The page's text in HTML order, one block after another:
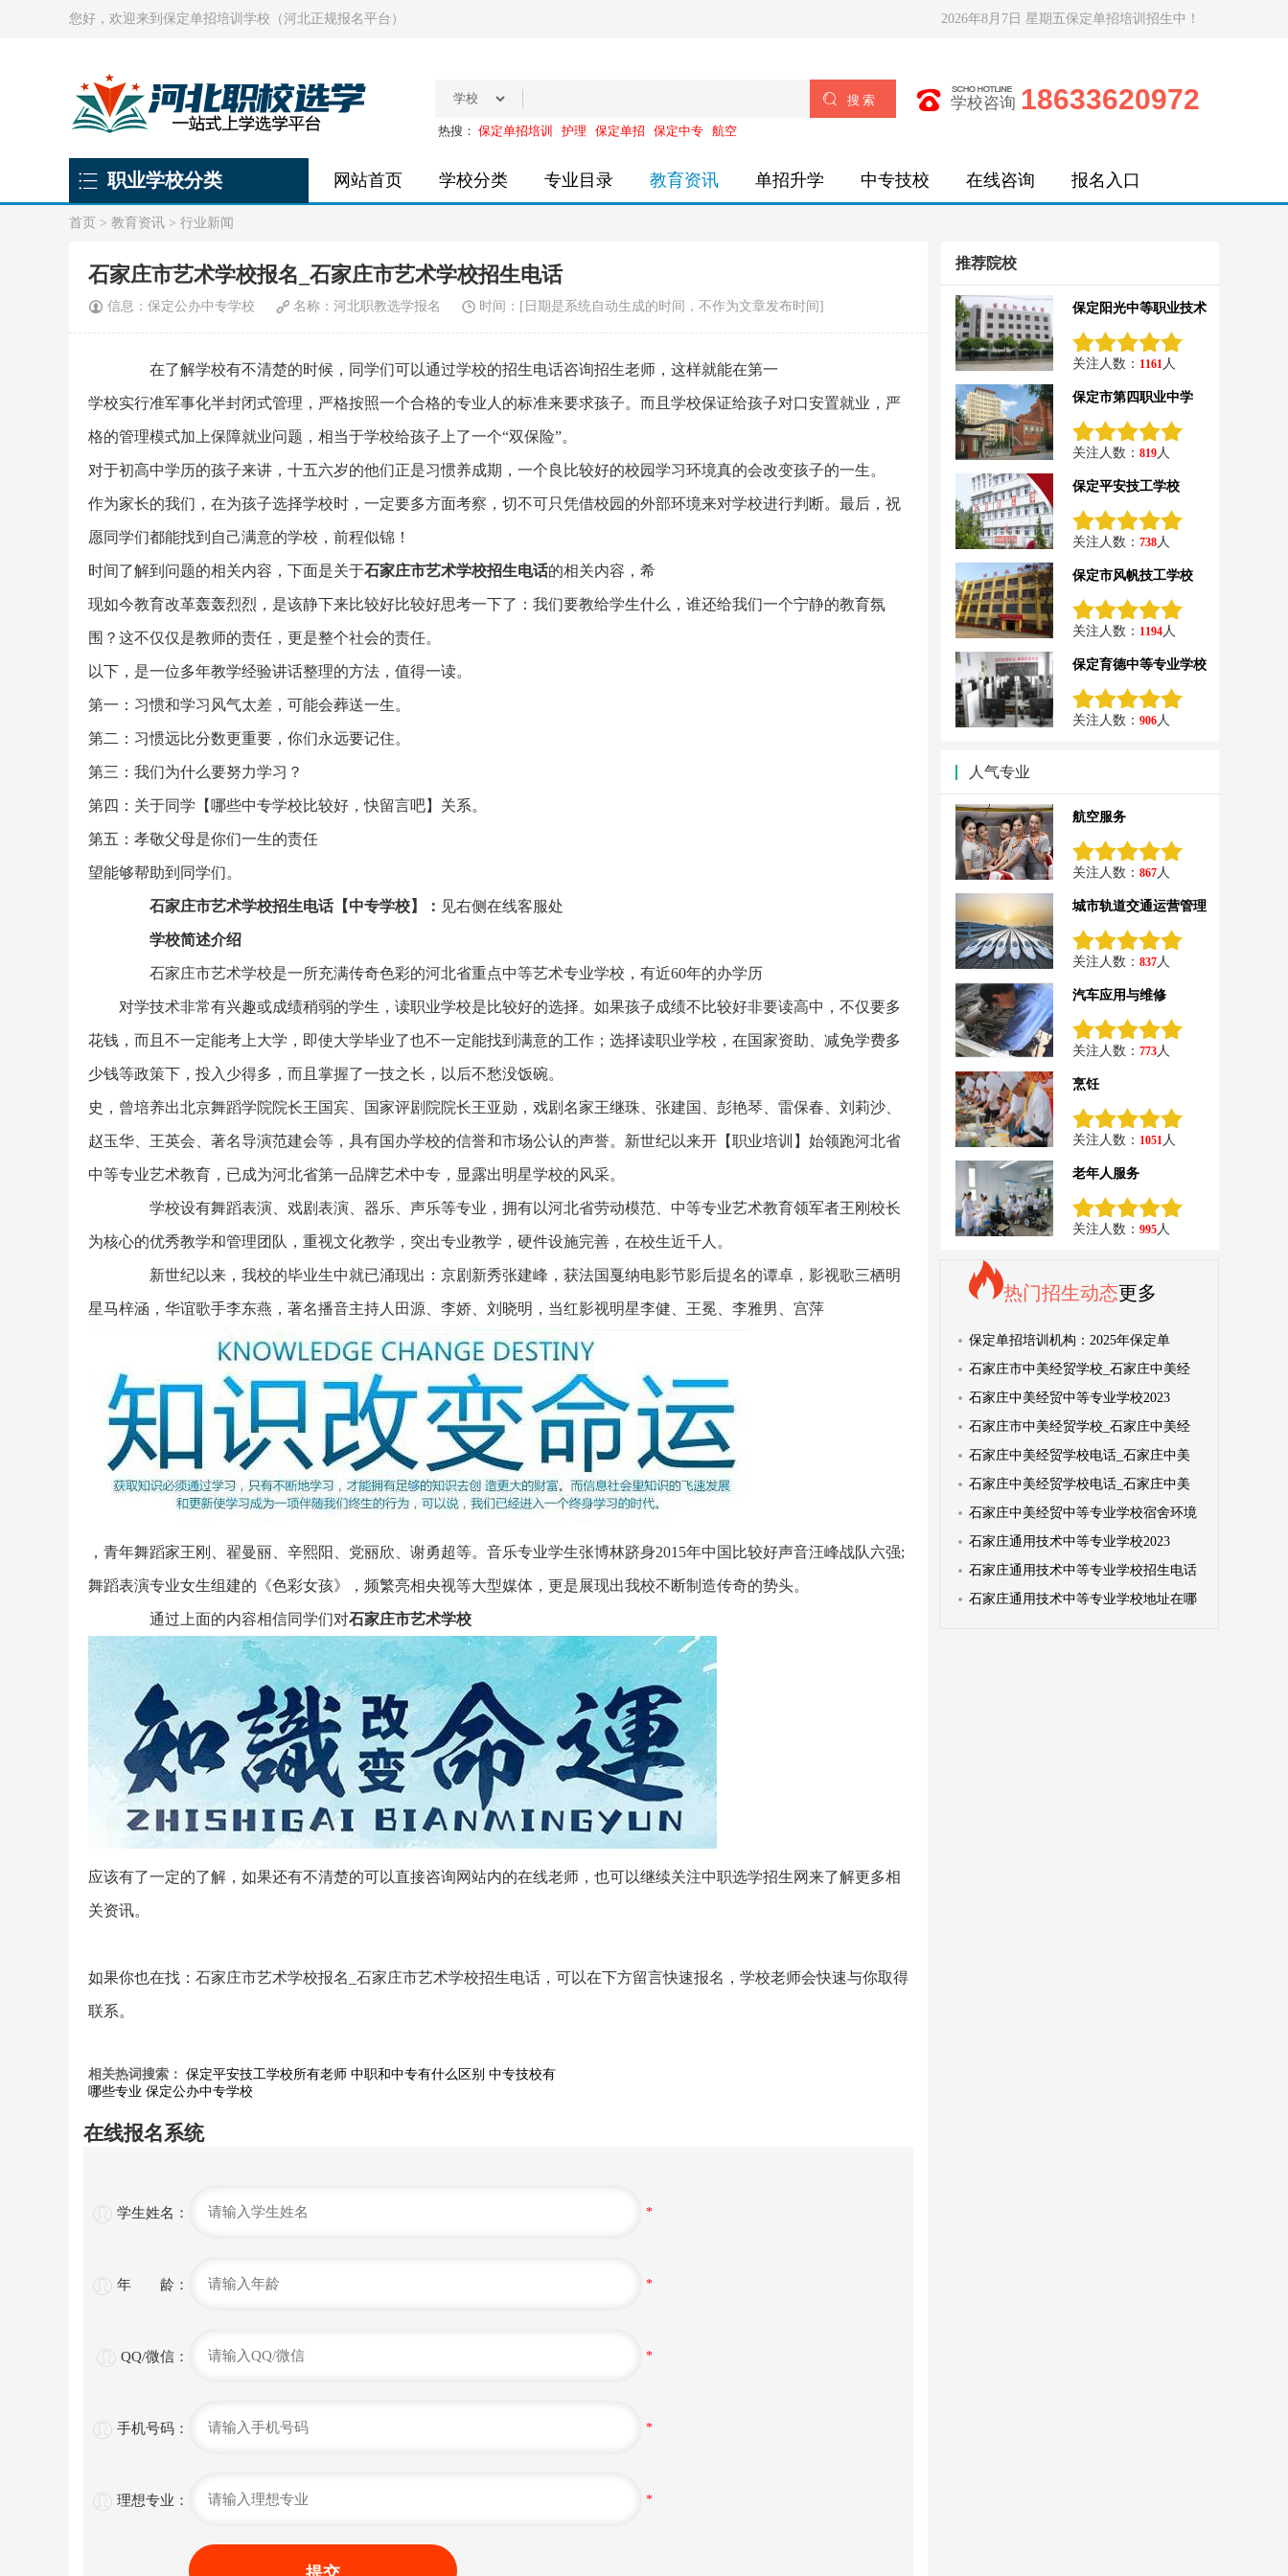
您好，欢迎来到保定单招培训学校（河北正规报名平台） 2026年8月7日 星期五保定单招培训招生中！

热搜： 保定单招培训 护理 保定单招 保定中专 航空
学校咨询 18633620972
职业学校分类 网站首页 学校分类 专业目录 教育资讯 单招升学 中专技校 在线咨询 报名入口
首页 > 教育资讯 > 行业新闻
石家庄市艺术学校报名_石家庄市艺术学校招生电话
信息：保定公办中专学校 名称：河北职教选学报名 时间： [日期是系统自动生成的时间，不作为文章发布时间]
在了解学校有不清楚的时候，同学们可以通过学校的招生电话咨询招生老师，这样就能在第一
学校实行准军事化半封闭式管理，严格按照一个合格的专业人的标准来要求孩子。而且学校保证给孩子对口安置就业，严
格的管理模式加上保障就业问题，相当于学校给孩子上了一个“双保险”。
对于初高中学历的孩子来讲，十五六岁的他们正是习惯养成期，一个良比较好的校园学习环境真的会改变孩子的一生。
作为家长的我们，在为孩子选择学校时，一定要多方面考察，切不可只凭借校园的外部环境来对学校进行判断。最后，祝
愿同学们都能找到自己满意的学校，前程似锦！
时间了解到问题的相关内容，下面是关于石家庄市艺术学校招生电话的相关内容，希
现如今教育改革轰轰烈烈，是该静下来比较好比较好思考一下了：我们要教给学生什么，谁还给我们一个宁静的教育氛
围？这不仅仅是教师的责任，更是整个社会的责任。
以下，是一位多年教学经验讲话整理的方法，值得一读。
第一：习惯和学习风气太差，可能会葬送一生。
第二：习惯远比分数更重要，你们永远要记住。
第三：我们为什么要努力学习？
第四：关于同学【哪些中专学校比较好，快留言吧】关系。
第五：孝敬父母是你们一生的责任
望能够帮助到同学们。
石家庄市艺术学校招生电话【中专学校】： 见右侧在线客服处
学校简述介绍
石家庄市艺术学校是一所充满传奇色彩的河北省重点中等艺术专业学校，有近60年的办学历
对学技术非常有兴趣或成绩稍弱的学生，读职业学校是比较好的选择。如果孩子成绩不比较好非要读高中，不仅要多
花钱，而且不一定能考上大学，即使大学毕业了也不一定能找到满意的工作；选择读职业学校，在国家资助、减免学费多
少钱等政策下，投入少得多，而且掌握了一技之长，以后不愁没饭碗。
史，曾培养出北京舞蹈学院院长王国宾、国家评剧院院长王亚勋，戏剧名家王继珠、张建国、彭艳琴、雷保春、刘莉沙、
赵玉华、王英会、著名导演范建会等，具有国办学校的信誉和市场公认的声誉。新世纪以来开【职业培训】始领跑河北省
中等专业艺术教育，已成为河北省第一品牌艺术中专，显露出明星学校的风采。
学校设有舞蹈表演、戏剧表演、器乐、声乐等专业，拥有以河北省劳动模范、中等专业艺术教育领军者王刚校长
为核心的优秀教学和管理团队，重视文化教学，突出专业教学，硬件设施完善，在校生近千人。
新世纪以来，我校的毕业生中就已涌现出：京剧新秀张建峰，获法国戛纳电影节影后提名的谭卓，影视歌三栖明
星马梓涵，华谊歌手李东燕，著名播音主持人田源、李娇、刘晓明，当红影视明星李健、王冕、李雅男、宫萍
，青年舞蹈家王刚、翟曼丽、辛熙阳、党丽欣、谢勇超等。音乐专业学生张博林跻身2015年中国比较好声音汪峰战队六强;
舞蹈表演专业女生组建的《色彩女孩》，频繁亮相央视等大型媒体，更是展现出我校不断制造传奇的势头。
通过上面的内容相信同学们对石家庄市艺术学校
应该有了一定的了解，如果还有不清楚的可以直接咨询网站内的在线老师，也可以继续关注中职选学招生网来了解更多相
关资讯。
如果你也在找：石家庄市艺术学校报名_石家庄市艺术学校招生电话，可以在下方留言快速报名，学校老师会快速与你取得
联系。
相关热词搜索： 保定平安技工学校所有老师 中职和中专有什么区别 中专技校有
哪些专业 保定公办中专学校
在线报名系统
学生姓名： *
年 龄： *
QQ/微信： *
手机号码： *
理想专业： *
推荐院校
保定阳光中等职业技术
关注人数： 1161人
保定市第四职业中学
关注人数： 819人
保定平安技工学校
关注人数： 738人
保定市风帆技工学校
关注人数： 1194人
保定育德中等专业学校
关注人数： 906人
人气专业
航空服务
关注人数： 867人
城市轨道交通运营管理
关注人数： 837人
汽车应用与维修
关注人数： 773人
烹饪
关注人数： 1051人
老年人服务
关注人数： 995人
热门招生动态更多
保定单招培训机构：2025年保定单
石家庄市中美经贸学校_石家庄中美经
石家庄中美经贸中等专业学校2023
石家庄市中美经贸学校_石家庄中美经
石家庄中美经贸学校电话_石家庄中美
石家庄中美经贸学校电话_石家庄中美
石家庄中美经贸中等专业学校宿舍环境
石家庄通用技术中等专业学校2023
石家庄通用技术中等专业学校招生电话
石家庄通用技术中等专业学校地址在哪